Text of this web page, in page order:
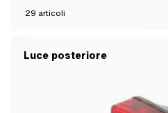
29 articoli
Luce posteriore